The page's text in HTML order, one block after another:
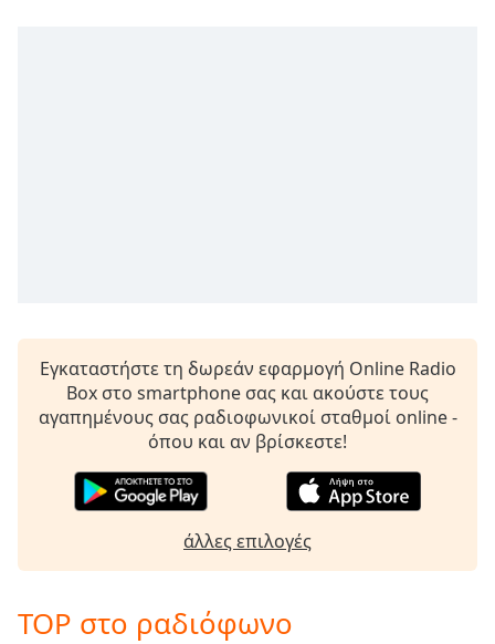
Εγκαταστήστε τη δωρεάν εφαρμογή Online Radio
Box στο smartphone σας και ακούστε τους
αγαπημένους σας ραδιοφωνικοί σταθμοί online -
όπου και αν βρίσκεστε!
άλλες επιλογές
TOP στο ραδιόφωνο